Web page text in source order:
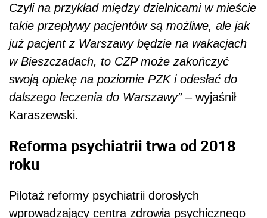
Czyli na przykład między dzielnicami w mieście
takie przepływy pacjentów są możliwe, ale jak
już pacjent z Warszawy będzie na wakacjach
w Bieszczadach, to CZP może zakończyć
swoją opiekę na poziomie PZK i odesłać do
dalszego leczenia do Warszawy”– wyjaśnił
Karaszewski.
Reforma psychiatrii trwa od 2018
roku
Pilotaż reformy psychiatrii dorosłych
wprowadzający centra zdrowia psychicznego